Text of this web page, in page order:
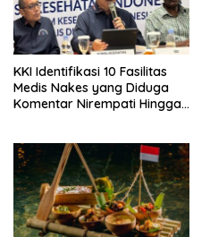
KKI Identifikasi 10 Fasilitas
Medis Nakes yang Diduga
Komentar Nirempati Hingga